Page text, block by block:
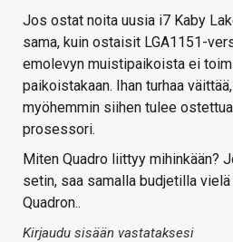
Jos ostat noita uusia i7 Kaby
sama, kuin ostaisit LGA1151-
emolevyn muistipaikoista ei
paikoistakaan. Ihan turhaa
myöhemmin siihen tulee
prosessori.
Miten Quadro liittyy mihinkään?
setin, saa samalla budjetilla
Quadron..
Kirjaudu sisään vastataksesi